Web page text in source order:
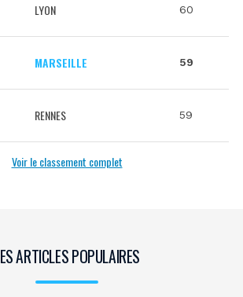
LYON 60
MARSEILLE 59
RENNES 59
Voir le classement complet
ARTICLES POPULAIRES